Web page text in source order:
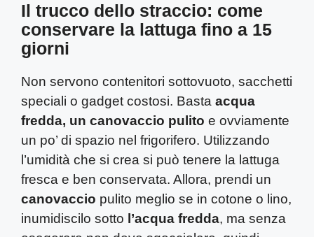
Il trucco dello straccio: come
conservare la lattuga fino a 15
giorni
Non servono contenitori sottovuoto, sacchetti
speciali o gadget costosi. Basta acqua
fredda, un canovaccio pulito e ovviamente
un po’ di spazio nel frigorifero. Utilizzando
l’umidità che si crea si può tenere la lattuga
fresca e ben conservata. Allora, prendi un
canovaccio pulito meglio se in cotone o lino,
inumidiscilo sotto l’acqua fredda, ma senza